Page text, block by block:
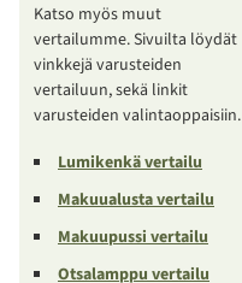
Katso myös muut
vertailumme. Sivuilta löydät
vinkkejä varusteiden
vertailuun, sekä linkit
varusteiden valintaoppaisiin.
Lumikenkä vertailu
Makuualusta vertailu
Makuupussi vertailu
Otsalamppu vertailu